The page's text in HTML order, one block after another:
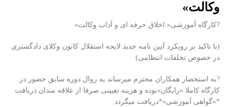
وکالت»
?کارگاه آموزشی« اخلاق حرفه ای و آداب وکالت»
(با تاکید بر رویکرد آیین نامه جدید لایحه استقلال کانون وکلای دادگستری
در خصوص تخلفات انتظامی)
?به استحضار همکاران محترم میرساند به روال دوره سابق حضور در
کارگاه کاملا «رایگان»بوده و هزینه تعیینی صرفا از علاقه مندان دریافت
*«گواهی آموزشی»*دریافت میگردد